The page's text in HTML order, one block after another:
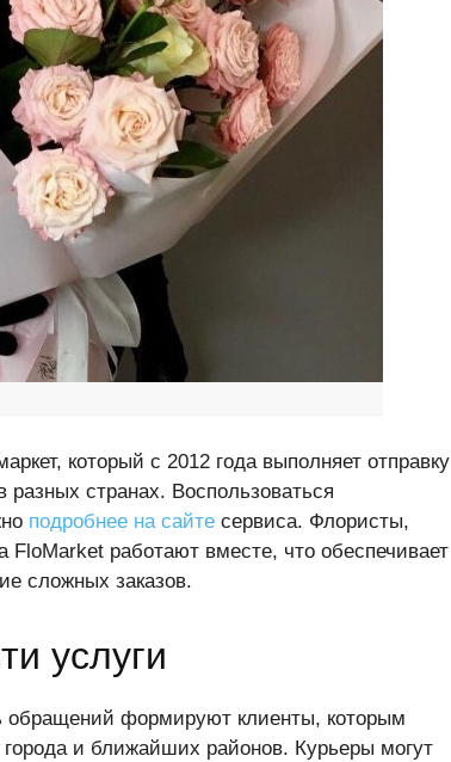
который с 2012 года выполняет отправку
разных странах. Воспользоваться
подробнее на сайте сервиса. Флористы,
работают вместе, что обеспечивает
сложных заказов.
услуги
обращений формируют клиенты, которым
и ближайших районов. Курьеры могут